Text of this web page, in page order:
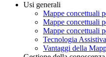
Usi generali
Mappe concettuali
Mappe concettuali
Mappe concettuali
Tecnologia Assistiva
Vantaggi della